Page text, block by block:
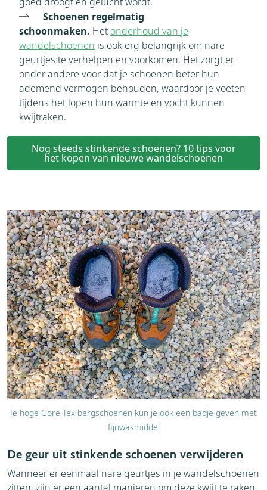
Schoenen regelmatig
schoonmaken. Het onderhoud van je
wandelschoenen is ook erg belangrijk om nare
geurtjes te verhelpen en voorkomen. Het zorgt er
onder andere voor dat je schoenen beter hun
ademend vermogen behouden, waardoor je voeten
tijdens het lopen hun warmte en vocht kunnen
kwijtraken.
Nog steeds stinkende schoenen? 10 tips voor
het kopen van nieuwe wandelschoenen
Je hoge Gore-Tex bergschoenen kun je ook een badje geven met
fijnwasmiddel
De geur uit stinkende schoenen verwijderen
Wanneer er eenmaal nare geurtjes in je wandelschoenen